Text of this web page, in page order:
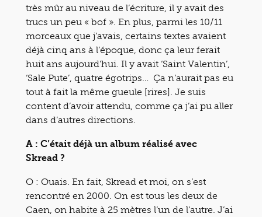
très mûr au niveau de l’écriture, il y avait des
trucs un peu « bof ». En plus, parmi les 10/11
morceaux que j’avais, certains textes avaient
déjà cinq ans à l’époque, donc ça leur ferait
huit ans aujourd’hui. Il y avait ‘Saint Valentin’,
‘Sale Pute’, quatre égotrips… Ça n’aurait pas eu
tout à fait la même gueule [rires]. Je suis
content d’avoir attendu, comme ça j’ai pu aller
dans d’autres directions.
A : C’était déjà un album réalisé avec
Skread ?
O : Ouais. En fait, Skread et moi, on s’est
rencontré en 2000. On est tous les deux de
Caen, on habite à 25 mètres l’un de l’autre. J’ai